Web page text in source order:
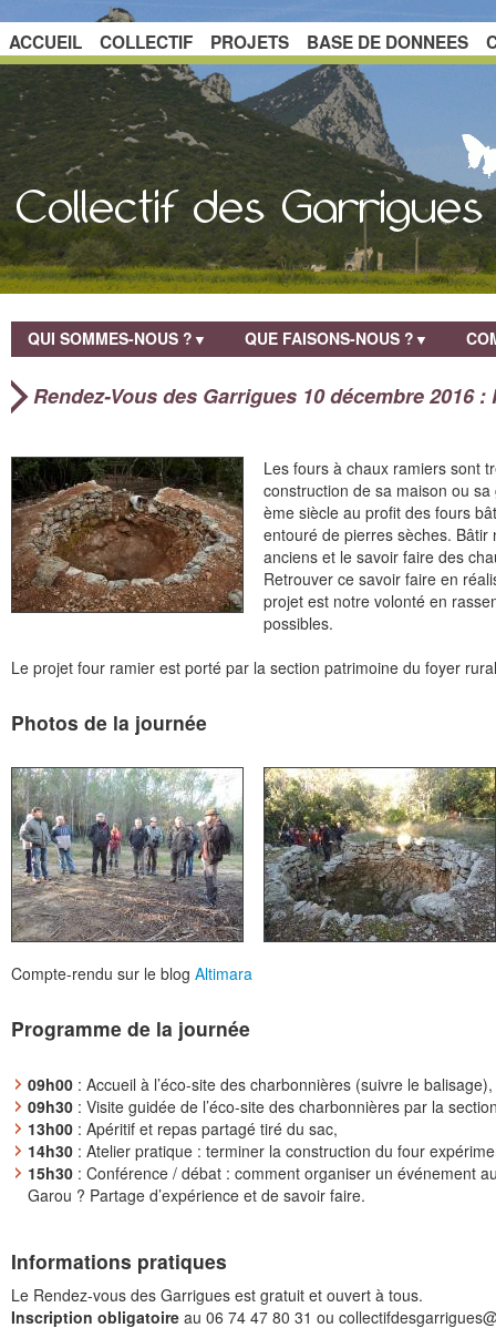
ACCUEIL COLLECTIF PROJETS BASE DE DONNEES
QUI SOMMES-NOUS ? ▼ QUE FAISONS-NOUS ? ▼
Rendez-Vous des Garrigues 10 décembre
Les fours à chaux ramiers sont
construction de sa maison ou
ème siècle au profit des fours
entouré de pierres sèches.
anciens et le savoir faire des
Retrouver ce savoir faire en
projet est notre volonté en
possibles.
Le projet four ramier est porté par la section patrimoine du foyer
Photos de la journée
Compte-rendu sur le blog Altimara
Programme de la journée
09h00 : Accueil à l’éco-site des charbonnières (suivre le balisage),
09h30 : Visite guidée de l’éco-site des charbonnières par la
13h00 : Apéritif et repas partagé tiré du sac,
14h30 : Atelier pratique : terminer la construction du four
15h30 : Conférence / débat : comment organiser un événement
Garou ? Partage d’expérience et de savoir faire.
Informations pratiques
Le Rendez-vous des Garrigues est gratuit et ouvert à tous.
Inscription obligatoire au 06 74 47 80 31 ou